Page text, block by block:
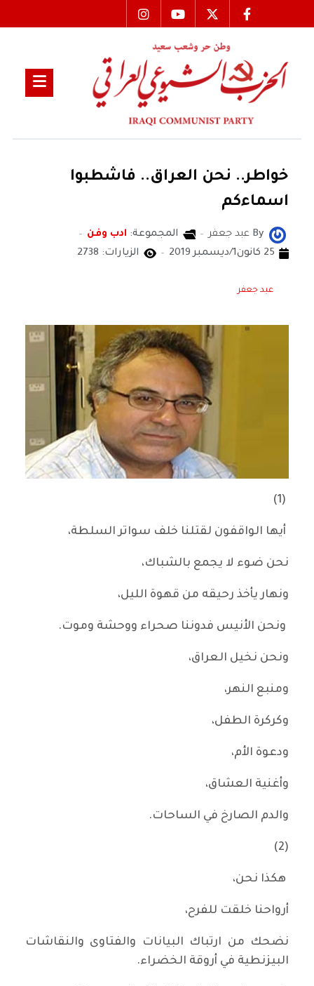
خواطر.. نحن العراق.. فاشطبوا
اسماءكم
By عبد جعفر المجموعة: ادب وفن
25 كانون1/ديسمبر 2019
الزيارات: 2738
عبد جعفر
(1)
أيها الواقفون لقتلنا خلف سواتر السلطة،
نحن ضوء لا يجمع بالشباك،
ونهار يأخذ رحيقه من قهوة الليل،
ونحن الأنيس فدوننا صحراء ووحشة وموت.
ونحن نخيل العراق،
ومنبع النهر،
وكركرة الطفل،
ودعوة الأم،
وأغنية العشاق،
والدم الصارخ في الساحات.
(2)
هكذا نحن،
أرواحنا خلقت للفرح،
نضحك من ارتباك البيانات والفتاوى والنقاشات
البيزنطية في أروقة الخضراء.